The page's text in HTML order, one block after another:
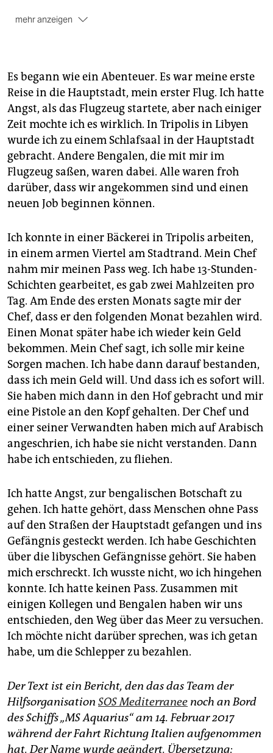
mehr anzeigen
Präsenz zeigen, gibt es dort heute eine ganze Flotte
privat finanzierter Seerettungsorganisationen. Dazu
zählen Ärzte ohne Grenzen, MOAS, Sea Watch, Sea
Eye, Jugend rettet und SOS Mediteranee.
Die Serie in der taz: Erfahrungsgemäß steigen die
Zahlen der Flüchtlingsüberfahrten und damit auch die
der Unfälle während des Frühjahrs stark an. Die taz
hat sich gefragt: Kann sie etwas anderes tun, als in
den nächsten Monate nur immer neue Katastrophen
zu vermelden? Gemeinsam mit der Hilfsorganisation
Wochen eine Serie aktueller Protokolle von
Überlebenden veröffentlichen. Es sind Geschichten
von Menschen, die ihr Leben für den Weg nach
Europa riskiert haben und ihren Rettern berichten,
warum sie dies getan haben.(cja)
Es begann wie ein Abenteuer. Es war meine erste
Reise in die Hauptstadt, mein erster Flug. Ich hatte
Angst, als das Flugzeug startete, aber nach einiger
Zeit mochte ich es wirklich. In Tripolis in Libyen
wurde ich zu einem Schlafsaal in der Hauptstadt
gebracht. Andere Bengalen, die mit mir im
Flugzeug saßen, waren dabei. Alle waren froh
darüber, dass wir angekommen sind und einen
neuen Job beginnen können.
Ich konnte in einer Bäckerei in Tripolis arbeiten,
in einem armen Viertel am Stadtrand. Mein Chef
nahm mir meinen Pass weg. Ich habe 13-Stunden-
Schichten gearbeitet, es gab zwei Mahlzeiten pro
Tag. Am Ende des ersten Monats sagte mir der
Chef, dass er den folgenden Monat bezahlen wird.
Einen Monat später habe ich wieder kein Geld
bekommen. Mein Chef sagt, ich solle mir keine
Sorgen machen. Ich habe dann darauf bestanden,
dass ich mein Geld will. Und dass ich es sofort will.
Sie haben mich dann in den Hof gebracht und mir
eine Pistole an den Kopf gehalten. Der Chef und
einer seiner Verwandten haben mich auf Arabisch
angeschrien, ich habe sie nicht verstanden. Dann
habe ich entschieden, zu fliehen.
Ich hatte Angst, zur bengalischen Botschaft zu
gehen. Ich hatte gehört, dass Menschen ohne Pass
auf den Straßen der Hauptstadt gefangen und ins
Gefängnis gesteckt werden. Ich habe Geschichten
über die libyschen Gefängnisse gehört. Sie haben
mich erschreckt. Ich wusste nicht, wo ich hingehen
konnte. Ich hatte keinen Pass. Zusammen mit
einigen Kollegen und Bengalen haben wir uns
entschieden, den Weg über das Meer zu versuchen.
Ich möchte nicht darüber sprechen, was ich getan
habe, um die Schlepper zu bezahlen.
Der Text ist ein Bericht, den das das Team der
Hilfsorganisation SOS Mediterranee noch an Bord
des Schiffs „MS Aquarius“ am 14. Februar 2017
während der Fahrt Richtung Italien aufgenommen
hat. Der Name wurde geändert. Übersetzung: